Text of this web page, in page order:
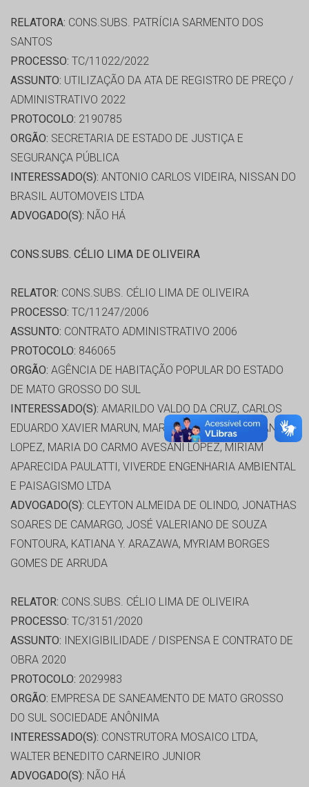
RELATORA: CONS.SUBS. PATRÍCIA SARMENTO DOS
SANTOS
PROCESSO: TC/11022/2022
ASSUNTO: UTILIZAÇÃO DA ATA DE REGISTRO DE PREÇO /
ADMINISTRATIVO 2022
PROTOCOLO: 2190785
ORGÃO: SECRETARIA DE ESTADO DE JUSTIÇA E
SEGURANÇA PÚBLICA
INTERESSADO(S): ANTONIO CARLOS VIDEIRA, NISSAN DO
BRASIL AUTOMOVEIS LTDA
ADVOGADO(S): NÃO HÁ
CONS.SUBS. CÉLIO LIMA DE OLIVEIRA
RELATOR: CONS.SUBS. CÉLIO LIMA DE OLIVEIRA
PROCESSO: TC/11247/2006
ASSUNTO: CONTRATO ADMINISTRATIVO 2006
PROTOCOLO: 846065
ORGÃO: AGÊNCIA DE HABITAÇÃO POPULAR DO ESTADO
DE MATO GROSSO DO SUL
INTERESSADO(S): AMARILDO VALDO DA CRUZ, CARLOS
EDUARDO XAVIER MARUN, MARIA DO CARMO AVESANI
LOPEZ, MARIA DO CARMO AVESANI LOPEZ, MIRIAM
APARECIDA PAULATTI, VIVERDE ENGENHARIA AMBIENTAL
E PAISAGISMO LTDA
ADVOGADO(S): CLEYTON ALMEIDA DE OLINDO, JONATHAS
SOARES DE CAMARGO, JOSÉ VALERIANO DE SOUZA
FONTOURA, KATIANA Y. ARAZAWA, MYRIAM BORGES
GOMES DE ARRUDA
RELATOR: CONS.SUBS. CÉLIO LIMA DE OLIVEIRA
PROCESSO: TC/3151/2020
ASSUNTO: INEXIGIBILIDADE / DISPENSA E CONTRATO DE
OBRA 2020
PROTOCOLO: 2029983
ORGÃO: EMPRESA DE SANEAMENTO DE MATO GROSSO
DO SUL SOCIEDADE ANÔNIMA
INTERESSADO(S): CONSTRUTORA MOSAICO LTDA,
WALTER BENEDITO CARNEIRO JUNIOR
ADVOGADO(S): NÃO HÁ